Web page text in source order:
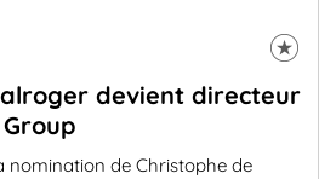
devient directeur
nomination de Christophe de